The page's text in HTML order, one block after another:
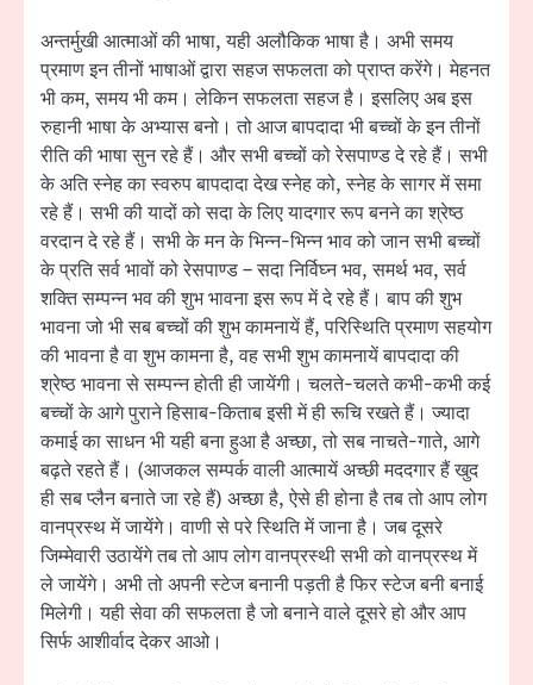
अन्तर्मुखी आत्माओं की भाषा, यही अलौकिक भाषा है। अभी समय
प्रमाण इन तीनों भाषाओं द्वारा सहज सफलता को प्राप्त करेंगे। मेहनत
भी कम, समय भी कम। लेकिन सफलता सहज है। इसलिए अब इस
रुहानी भाषा के अभ्यास बनो। तो आज बापदादा भी बच्चों के इन तीनों
रीति की भाषा सुन रहे हैं। और सभी बच्चों को रेसपाण्ड दे रहे हैं। सभी
के अति स्नेह का स्वरुप बापदादा देख स्नेह को, स्नेह के सागर में समा
रहे हैं। सभी की यादों को सदा के लिए यादगार रूप बनने का श्रेष्ठ
वरदान दे रहे हैं। सभी के मन के भिन्न-भिन्न भाव को जान सभी बच्चों
के प्रति सर्व भावों को रेसपाण्ड – सदा निर्विघ्न भव, समर्थ भव, सर्व
शक्ति सम्पन्न भव की शुभ भावना इस रूप में दे रहे हैं। बाप की शुभ
भावना जो भी सब बच्चों की शुभ कामनायें हैं, परिस्थिति प्रमाण सहयोग
की भावना है वा शुभ कामना है, वह सभी शुभ कामनायें बापदादा की
श्रेष्ठ भावना से सम्पन्न होती ही जायेंगी। चलते-चलते कभी-कभी कई
बच्चों के आगे पुराने हिसाब-किताब इसी में ही रूचि रखते हैं। ज्यादा
कमाई का साधन भी यही बना हुआ है अच्छा, तो सब नाचते-गाते, आगे
बढ़ते रहते हैं। (आजकल सम्पर्क वाली आत्मायें अच्छी मददगार हैं खुद
ही सब प्लैन बनाते जा रहे हैं) अच्छा है, ऐसे ही होना है तब तो आप लोग
वानप्रस्थ में जायेंगे। वाणी से परे स्थिति में जाना है। जब दूसरे
जिम्मेवारी उठायेंगे तब तो आप लोग वानप्रस्थी सभी को वानप्रस्थ में
ले जायेंगे। अभी तो अपनी स्टेज बनानी पड़ती है फिर स्टेज बनी बनाई
मिलेगी। यही सेवा की सफलता है जो बनाने वाले दूसरे हो और आप
सिर्फ आशीर्वाद देकर आओ।